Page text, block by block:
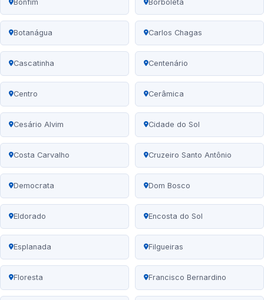
Bonfim Borboleta
Botanágua Carlos Chagas
Cascatinha Centenário
Centro Cerâmica
Cesário Alvim Cidade do Sol
Costa Carvalho Cruzeiro Santo Antônio
Democrata Dom Bosco
Eldorado Encosta do Sol
Esplanada Filgueiras
Floresta Francisco Bernardino